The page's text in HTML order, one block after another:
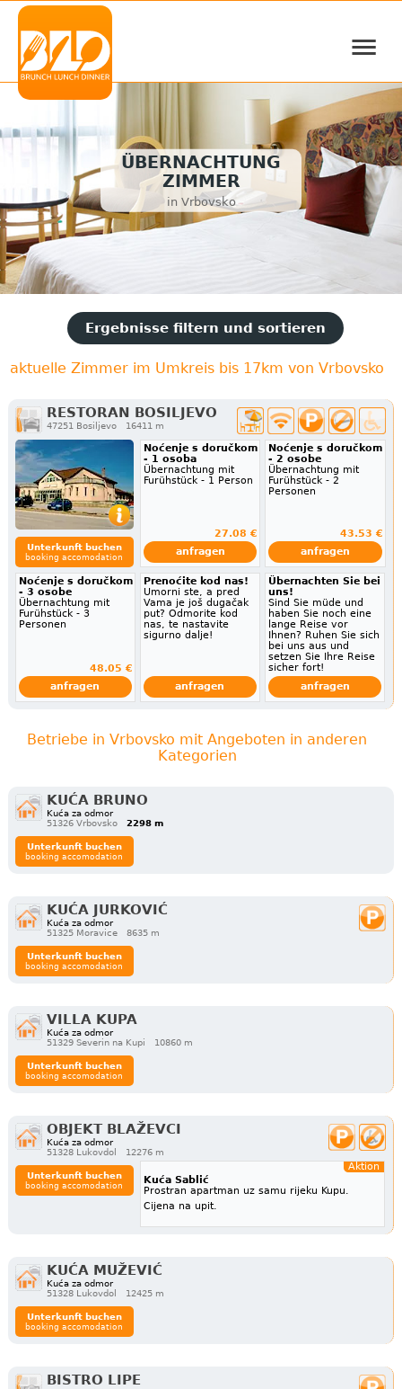
≡
ÜBERNACHTUNG
ZIMMER
in Vrbovsko
Ergebnisse filtern und sortieren
aktuelle Zimmer im Umkreis bis 17km von Vrbovsko
RESTORAN BOSILJEVO
47251 Bosiljevo 16411 m
Unterkunft buchen
booking accomodation
Noćenje s doručkom
- 1 osoba
Übernachtung mit
Furühstück - 1 Person
27.08 €
anfragen
Noćenje s doručkom
- 2 osobe
Übernachtung mit
Furühstück - 2
Personen
43.53 €
anfragen
Noćenje s doručkom
- 3 osobe
Übernachtung mit
Furühstück - 3
Personen
48.05 €
anfragen
Prenoćite kod nas!
Umorni ste, a pred
Vama je još dugačak
put? Odmorite kod
nas, te nastavite
sigurno dalje!
anfragen
Übernachten Sie bei
uns!
Sind Sie müde und
haben Sie noch eine
lange Reise vor
Ihnen? Ruhen Sie sich
bei uns aus und
setzen Sie Ihre Reise
sicher fort!
anfragen
Betriebe in Vrbovsko mit Angeboten in anderen
Kategorien
KUĆA BRUNO
Kuća za odmor
51326 Vrbovsko
2298 m
Unterkunft buchen
booking accomodation
KUĆA JURKOVIĆ
Kuća za odmor
51325 Moravice
8635 m
Unterkunft buchen
booking accomodation
VILLA KUPA
Kuća za odmor
51329 Severin na Kupi
10860 m
Unterkunft buchen
booking accomodation
OBJEKT BLAŽEVCI
Kuća za odmor
51328 Lukovdol
12276 m
Unterkunft buchen
booking accomodation
Aktion
Kuća Sablić
Prostran apartman uz samu rijeku Kupu.
Cijena na upit.
KUĆA MUŽEVIĆ
Kuća za odmor
51328 Lukovdol
12425 m
Unterkunft buchen
booking accomodation
BISTRO LIPE